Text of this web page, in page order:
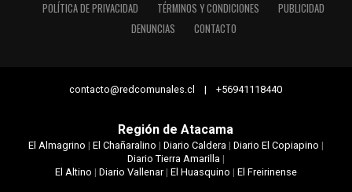
POLÍTICA DE PRIVACIDAD
TÉRMINOS Y CONDICIONES
PUBLICIDAD
DENUNCIAS
CONTACTO
contacto@redcomunales.cl | +56941118440
Región de Atacama
El Almagrino | El Chañaralino | Diario Caldera| Diario El Copiapino |
Diario Tierra Amarilla|
El Altino | Diario Vallenar| El Huasquino | El Freirinense